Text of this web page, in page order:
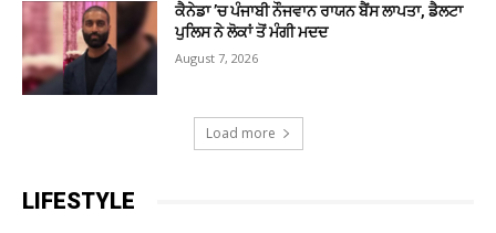
ਕੈਨੇਡਾ ’ਚ ਪੰਜਾਬੀ ਨੌਜਵਾਨ ਰਾਯਨ ਬੈਂਸ ਲਾਪਤਾ, ਡੈਲਟਾ
ਪੁਲਿਸ ਨੇ ਲੋਕਾਂ ਤੋਂ ਮੰਗੀ ਮਦਦ
August 7, 2026
Load more
LIFESTYLE